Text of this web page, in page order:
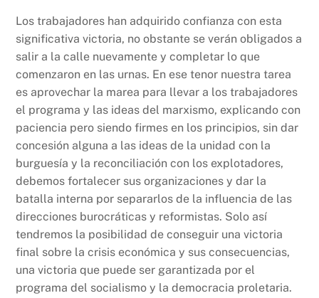
Los trabajadores han adquirido confianza con esta
significativa victoria, no obstante se verán obligados a
salir a la calle nuevamente y completar lo que
comenzaron en las urnas. En ese tenor nuestra tarea
es aprovechar la marea para llevar a los trabajadores
el programa y las ideas del marxismo, explicando con
paciencia pero siendo firmes en los principios, sin dar
concesión alguna a las ideas de la unidad con la
burguesía y la reconciliación con los explotadores,
debemos fortalecer sus organizaciones y dar la
batalla interna por separarlos de la influencia de las
direcciones burocráticas y reformistas. Solo así
tendremos la posibilidad de conseguir una victoria
final sobre la crisis económica y sus consecuencias,
una victoria que puede ser garantizada por el
programa del socialismo y la democracia proletaria.